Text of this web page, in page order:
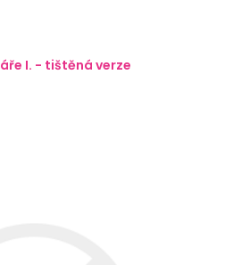
I. - tištěná verze